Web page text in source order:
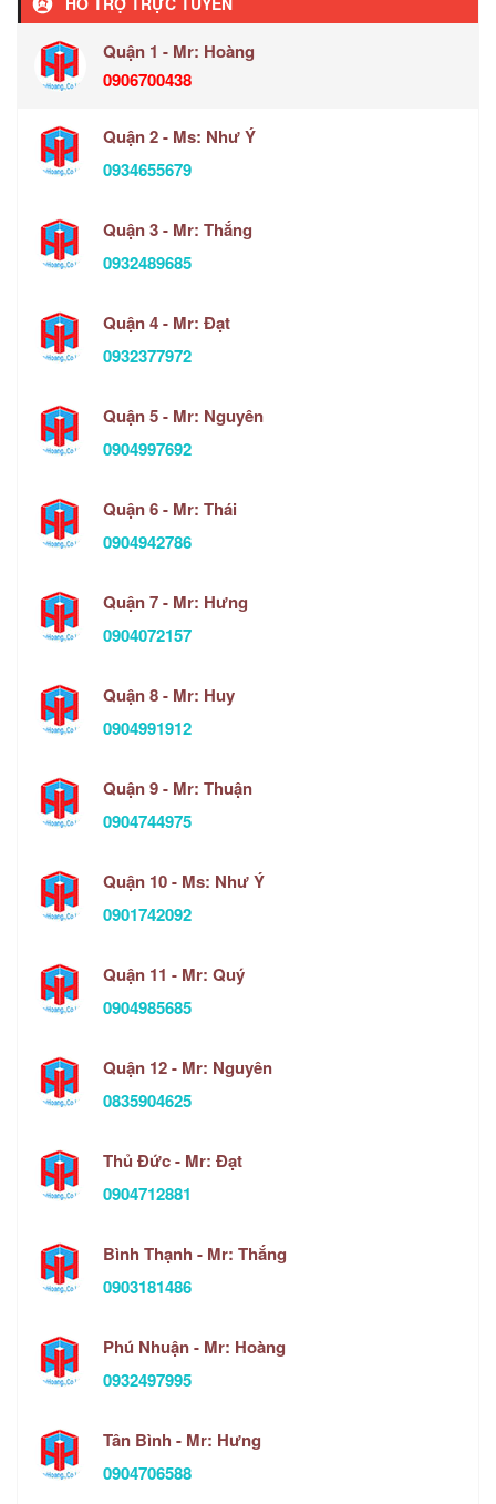
Quận 1 - Mr: Hoàng
0906700438
Quận 2 - Ms: Như Ý
0934655679
Quận 3 - Mr: Thắng
0932489685
Quận 4 - Mr: Đạt
0932377972
Quận 5 - Mr: Nguyên
0904997692
Quận 6 - Mr: Thái
0904942786
Quận 7 - Mr: Hưng
0904072157
Quận 8 - Mr: Huy
0904991912
Quận 9 - Mr: Thuận
0904744975
Quận 10 - Ms: Như Ý
0901742092
Quận 11 - Mr: Quý
0904985685
Quận 12 - Mr: Nguyên
0835904625
Thủ Đức - Mr: Đạt
0904712881
Bình Thạnh - Mr: Thắng
0903181486
Phú Nhuận - Mr: Hoàng
0932497995
Tân Bình - Mr: Hưng
0904706588